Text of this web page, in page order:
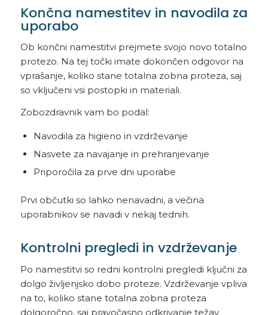
Končna namestitev in navodila za
uporabo
Ob končni namestitvi prejmete svojo novo totalno
protezo. Na tej točki imate dokončen odgovor na
vprašanje, koliko stane totalna zobna proteza, saj
so vključeni vsi postopki in materiali.
Zobozdravnik vam bo podal:
Navodila za higieno in vzdrževanje
Nasvete za navajanje in prehranjevanje
Priporočila za prve dni uporabe
Prvi občutki so lahko nenavadni, a večina
uporabnikov se navadi v nekaj tednih.
Kontrolni pregledi in vzdrževanje
Po namestitvi so redni kontrolni pregledi ključni za
dolgo življenjsko dobo proteze. Vzdrževanje vpliva
na to, koliko stane totalna zobna proteza
dolgoročno, saj pravočasno odkrivanje težav